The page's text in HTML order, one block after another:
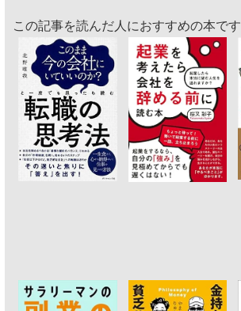
この記事を読んだ人におすすめの本です